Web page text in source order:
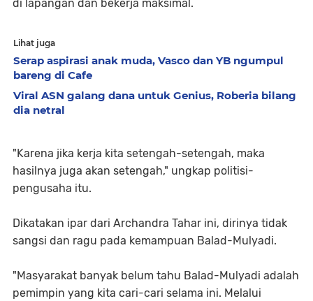
di lapangan dan bekerja maksimal.
Lihat juga
Serap aspirasi anak muda, Vasco dan YB ngumpul
bareng di Cafe
Viral ASN galang dana untuk Genius, Roberia bilang
dia netral
"Karena jika kerja kita setengah-setengah, maka
hasilnya juga akan setengah," ungkap politisi-
pengusaha itu.
Dikatakan ipar dari Archandra Tahar ini, dirinya tidak
sangsi dan ragu pada kemampuan Balad-Mulyadi.
"Masyarakat banyak belum tahu Balad-Mulyadi adalah
pemimpin yang kita cari-cari selama ini. Melalui